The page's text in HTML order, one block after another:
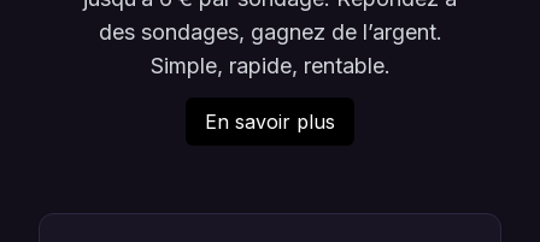
des sondages, gagnez de l’argent.
Simple, rapide, rentable.
En savoir plus